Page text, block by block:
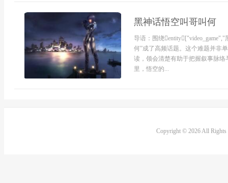
黑神话悟空叫哥叫何
导语：围绕entity["video_game","
何”成了高频话题。这个难题并非
读，领会清楚有助于把握叙事脉
里，悟空的...
Copyright © 2026 All